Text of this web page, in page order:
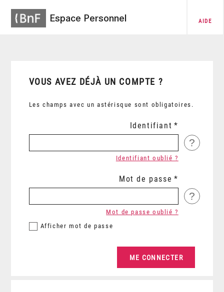
Espace Personnel AIDE
VOUS AVEZ DÉJÀ UN COMPTE ?
Les champs avec un astérisque sont obligatoires.
Identifiant
?
Identifiant oublié ?
Mot de passe
?
Afficher mot de passe
Mot de passe oublié ?